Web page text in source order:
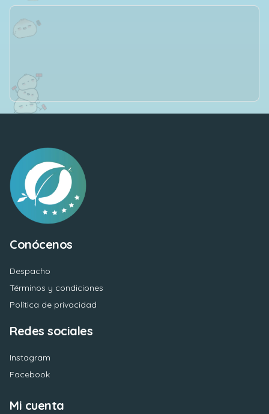
Conócenos
Despacho
Términos y condiciones
Política de privacidad
Redes sociales
Instagram
Facebook
Mi cuenta